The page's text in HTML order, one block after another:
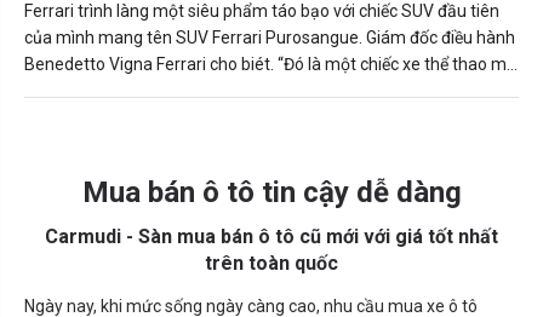
Ferrari trình làng một siêu phẩm táo bạo với chiếc SUV đầu tiên
của mình mang tên SUV Ferrari Purosangue. Giám đốc điều hành
Benedetto Vigna Ferrari cho biét. “Đó là một chiếc xe thể thao mở
Mua bán ô tô tin cậy dễ dàng
Carmudi - Sàn mua bán ô tô cũ mới với giá tốt nhất
trên toàn quốc
Ngày nay, khi mức sống ngày càng cao, nhu cầu mua xe ô tô